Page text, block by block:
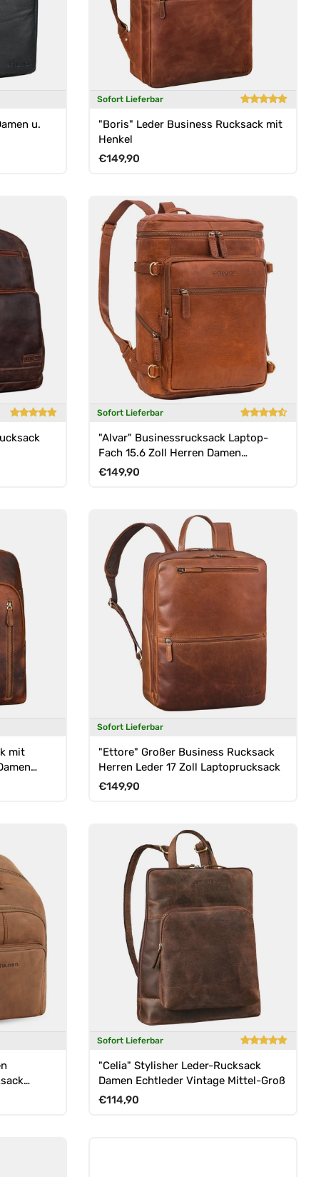
u.
Sofort Lieferbar
"Boris" Leder Business Rucksack mit
Henkel
Normaler Preis
€149,90
Sofort Lieferbar
"Alvar" Businessrucksack Laptop-
Fach 15.6 Zoll Herren Damen
Echtleder
Normaler Preis
€149,90
mit
Sofort Lieferbar
"Ettore" Großer Business Rucksack
Herren Leder 17 Zoll Laptoprucksack
Normaler Preis
€149,90
Sofort Lieferbar
"Celia" Stylisher Leder-Rucksack
Damen Echtleder Vintage Mittel-Groß
Normaler Preis
€114,90